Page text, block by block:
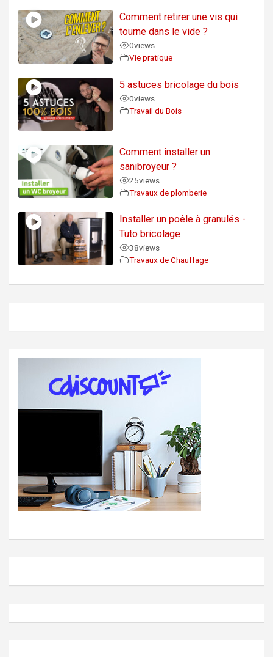
Comment retirer une vis qui
tourne dans le vide ?
0views
Vie pratique
5 astuces bricolage du bois
0views
Travail du Bois
Comment installer un
sanibroyeur ?
25views
Travaux de plomberie
Installer un poêle à granulés -
Tuto bricolage
38views
Travaux de Chauffage